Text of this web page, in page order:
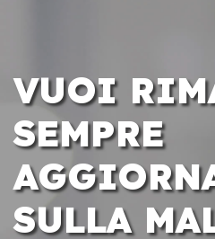
VUOI
SEMPRE
SULLA